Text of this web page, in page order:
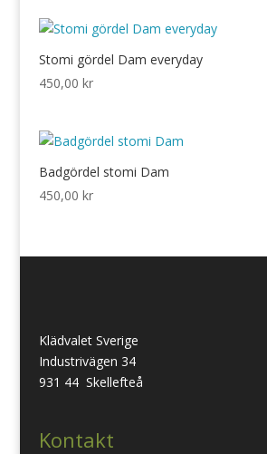
var:
597,00 kr.
är:
229,00 kr.
Stomi gördel Dam everyday
450,00 kr
Badgördel stomi Dam
450,00 kr
Klädvalet Sverige
Industrivägen 34
931 44 Skellefteå
Kontakt